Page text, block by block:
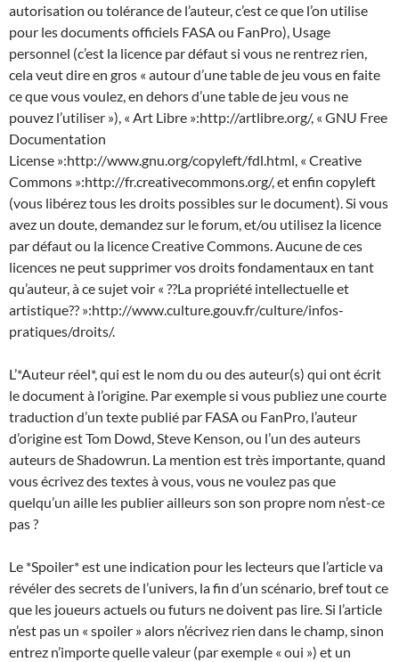
autorisation ou tolérance de l’auteur, c’est ce que l’on utilise
pour les documents officiels FASA ou FanPro), Usage
personnel (c’est la licence par défaut si vous ne rentrez rien,
cela veut dire en gros « autour d’une table de jeu vous en faite
ce que vous voulez, en dehors d’une table de jeu vous ne
pouvez l’utiliser »), « Art Libre »:http://artlibre.org/, « GNU Free
Documentation
License »:http://www.gnu.org/copyleft/fdl.html, « Creative
Commons »:http://fr.creativecommons.org/, et enfin copyleft
(vous libérez tous les droits possibles sur le document). Si vous
avez un doute, demandez sur le forum, et/ou utilisez la licence
par défaut ou la licence Creative Commons. Aucune de ces
licences ne peut supprimer vos droits fondamentaux en tant
qu’auteur, à ce sujet voir « ??La propriété intellectuelle et
artistique?? »:http://www.culture.gouv.fr/culture/infos-
pratiques/droits/.
L’*Auteur réel*, qui est le nom du ou des auteur(s) qui ont écrit
le document à l’origine. Par exemple si vous publiez une courte
traduction d’un texte publié par FASA ou FanPro, l’auteur
d’origine est Tom Dowd, Steve Kenson, ou l’un des auteurs
auteurs de Shadowrun. La mention est très importante, quand
vous écrivez des textes à vous, vous ne voulez pas que
quelqu’un aille les publier ailleurs son son propre nom n’est-ce
pas ?
Le *Spoiler* est une indication pour les lecteurs que l’article va
révéler des secrets de l’univers, la fin d’un scénario, bref tout ce
que les joueurs actuels ou futurs ne doivent pas lire. Si l’article
n’est pas un « spoiler » alors n’écrivez rien dans le champ, sinon
entrez n’importe quelle valeur (par exemple « oui ») et un